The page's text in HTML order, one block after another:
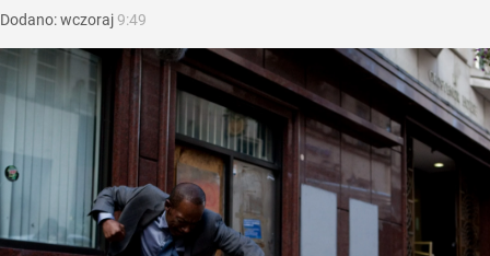
Dodano:wczoraj 9:49